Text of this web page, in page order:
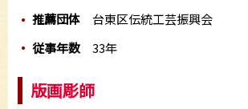
推薦団体 台東区伝統工芸振興会
従事年数 33年
版画彫師